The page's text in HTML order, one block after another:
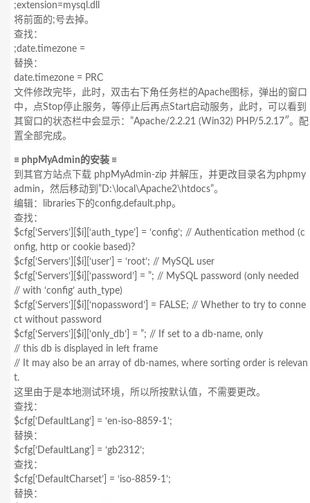
;extension=mysql.dll
将前面的;号去掉。
查找：
;date.timezone =
替换：
date.timezone = PRC
文件修改完毕，此时，双击右下角任务栏的Apache图标，弹出的窗口
中，点Stop停止服务，等停止后再点Start启动服务，此时，可以看到
其窗口的状态栏中会显示：”Apache/2.2.21 (Win32) PHP/5.2.17″。配
置全部完成。
≡ phpMyAdmin的安装 ≡
到其官方站点下载 phpMyAdmin-zip 并解压，并更改目录名为phpmy
admin，然后移动到”D:\local\Apache2\htdocs”。
编辑：libraries下的config.default.php。
查找：
$cfg[‘Servers’][$i][‘auth_type’] = ‘config’; // Authentication method (c
onfig, http or cookie based)?
$cfg[‘Servers’][$i][‘user’] = ‘root’; // MySQL user
$cfg[‘Servers’][$i][‘password’] = ”; // MySQL password (only needed
// with ‘config’ auth_type)
$cfg[‘Servers’][$i][‘nopassword’] = FALSE; // Whether to try to conne
ct without password
$cfg[‘Servers’][$i][‘only_db’] = ”; // If set to a db-name, only
// this db is displayed in left frame
// It may also be an array of db-names, where sorting order is relevan
t.
这里由于是本地测试环境，所以所按默认值，不需要更改。
查找：
$cfg[‘DefaultLang’] = ‘en-iso-8859-1’;
替换：
$cfg[‘DefaultLang’] = ‘gb2312’;
查找：
$cfg[‘DefaultCharset’] = ‘iso-8859-1’;
替换：